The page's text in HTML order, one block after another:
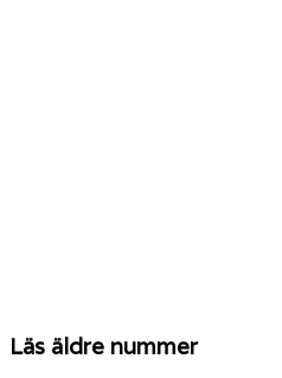
Läs äldre nummer